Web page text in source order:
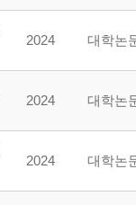
2024 대학논
2024 대학논
2024 대학논